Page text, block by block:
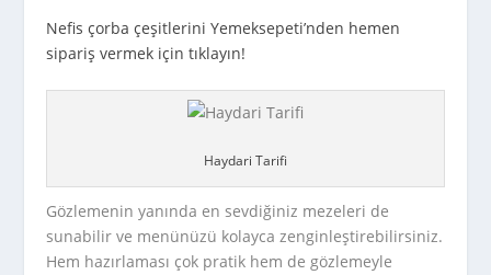
Nefis çorba çeşitlerini Yemeksepeti’nden hemen
sipariş vermek için tıklayın!
Haydari Tarifi
Gözlemenin yanında en sevdiğiniz mezeleri de
sunabilir ve menünüzü kolayca zenginleştirebilirsiniz.
Hem hazırlaması çok pratik hem de gözlemeyle